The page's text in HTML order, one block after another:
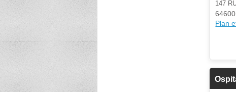
147
Plan